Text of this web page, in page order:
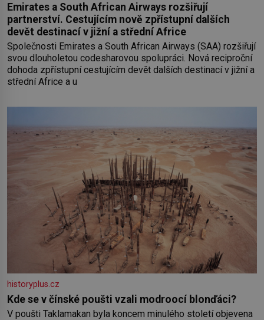
Emirates a South African Airways rozšiřují
partnerství. Cestujícím nově zpřístupní dalších
devět destinací v jižní a střední Africe
Společnosti Emirates a South African Airways (SAA) rozšiřují
svou dlouholetou codesharovou spolupráci. Nová reciproční
dohoda zpřístupní cestujícím devět dalších destinací v jižní a
střední Africe a u
historyplus.cz
Kde se v čínské poušti vzali modroocí blonďáci?
V poušti Taklamakan byla koncem minulého století objevena